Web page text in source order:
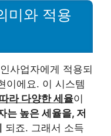
미와 적용
사업자에게 적용되
이에요. 이 시스템
라 다양한 세율이
는 높은 세율을, 저
되죠. 그래서 소득